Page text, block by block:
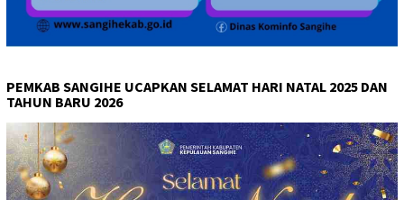
PEMKAB SANGIHE UCAPKAN SELAMAT HARI NATAL 2025 DAN
TAHUN BARU 2026